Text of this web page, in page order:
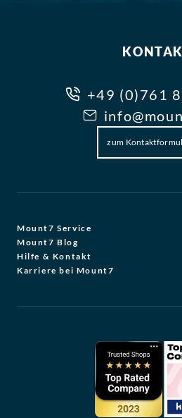
+49 (0)761
zum
Mount7 Service
Mount7 Blog
Hilfe & Kontakt
Karriere bei Mount7